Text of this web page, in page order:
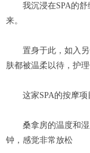
我沉浸在SPA的舒
来。
置身于此，如入另
肤都被温柔以待，护理
这家SPA的按摩项
桑拿房的温度和湿
钟，感觉非常放松